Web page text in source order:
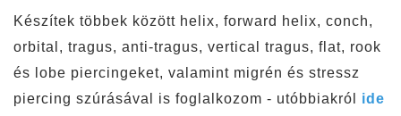
Készítek többek között helix, forward helix, conch,
orbital, tragus, anti-tragus, vertical tragus, flat, rook
és lobe piercingeket, valamint migrén és stressz
piercing szúrásával is foglalkozom - utóbbiakról ide